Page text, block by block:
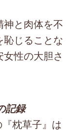
と肉体を不
じることな
性の大胆さ
記録
枕草子』は